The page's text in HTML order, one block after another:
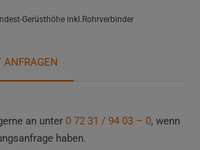
Gerüsthöhe inkl.Rohrverbinder
ANFRAGEN
an unter 0 72 31 / 94 03 – 0, wenn
haben.